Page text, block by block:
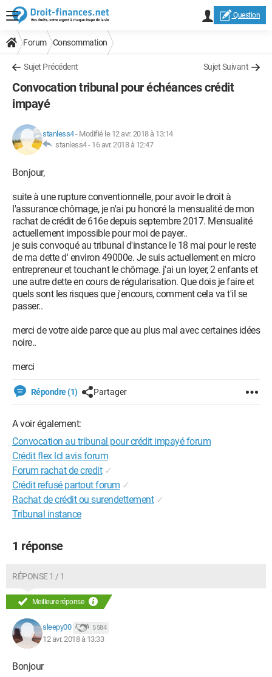
Question
Forum Consommation
Sujet Précédent Sujet Suivant
Convocation tribunal pour échéances crédit
impayé
stanless4- Modifié le 12 avr. 2018 à 13:14
stanless4 - 16 avr. 2018 à 12:47
Bonjour,
suite à une rupture conventionnelle, pour avoir le droit à
l'assurance chômage, je n'ai pu honoré la mensualité de mon
rachat de crédit de 616e depuis septembre 2017. Mensualité
actuellement impossible pour moi de payer..
je suis convoqué au tribunal d'instance le 18 mai pour le reste
de ma dette d' environ 49000e. Je suis actuellement en micro
entrepreneur et touchant le chômage. j'ai un loyer, 2 enfants et
une autre dette en cours de régularisation. Que dois je faire et
quels sont les risques que j'encours, comment cela va t'il se
passer..
merci de votre aide parce que au plus mal avec certaines idées
noire..
merci
Répondre (1) Partager
A voir également:
Convocation au tribunal pour crédit impayé forum
Crédit flex lcl avis forum
Forum rachat de credit ✓
Crédit refusé partout forum ✓
Rachat de crédit ou surendettement ✓
Tribunal instance
1 réponse
RÉPONSE 1 / 1
Meilleure réponse
sleepy00 5 584
12 avr. 2018 à 13:33
Bonjour